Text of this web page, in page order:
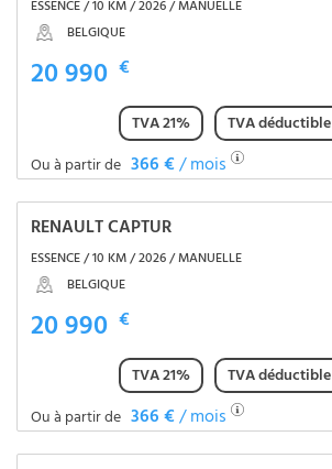
ESSENCE / 10 KM / 2026 / MANUELLE
BELGIQUE
20 990 €
TVA 21%
TVA déductible
Ou à partir de 366 €/ mois
RENAULT CAPTUR
ESSENCE / 10 KM / 2026 / MANUELLE
BELGIQUE
20 990 €
TVA 21%
TVA déductible
Ou à partir de 366 €/ mois